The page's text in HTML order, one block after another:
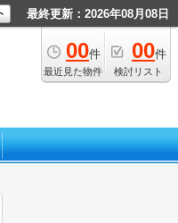
最終更新：2026年08月08日
00件
最近見た物件
00件
検討リスト